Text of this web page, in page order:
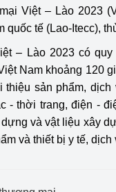
Việt – Lào 2023
quốc tế (Lao-Itecc),
– Lào 2023 có
Nam khoảng 120
sản phẩm, dịch
- thời trang, điện -
và vật liệu xây
và thiết bị y tế,